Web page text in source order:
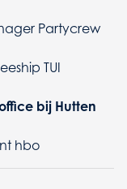
Partycrew
TUI
bij Hutten
hbo